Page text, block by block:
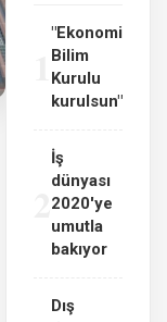
"Ekonomi
Bilim
Kurulu
kurulsun"
İş
dünyası
2020'ye
umutla
bakıyor
Dış